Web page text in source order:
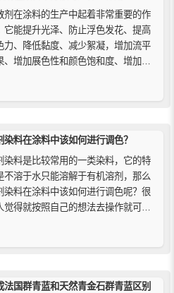
剂在涂料的生产中起着非常重要的作
它能提升光泽、防止浮色发花、提高
力、降低黏度、减少絮凝，增加流平
、增加展色性和颜色饱和度、增加有
染料在涂料中该如何进行调色？
染料是比较常用的一类染料，它的特
不溶于水只能溶解于有机溶剂，那么
染料在涂料中该如何进行调色呢？很
觉得就按照自己的想法去操作就可以
法国群青蓝和天然青金石群青蓝区别